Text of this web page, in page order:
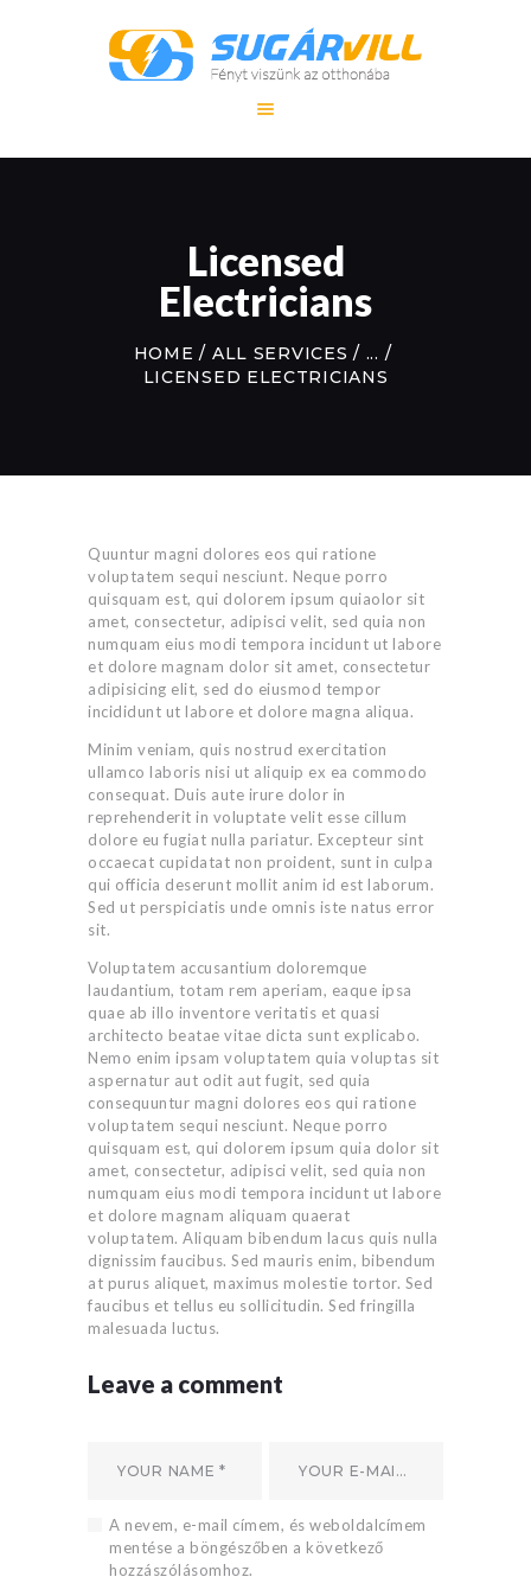
Licensed
Electricians
HOME ALL SERVICES
...
LICENSED ELECTRICIANS
FŐOLDAL
MUNKÁINK
KAPCSOLAT
Quuntur magni dolores eos qui ratione
voluptatem sequi nesciunt. Neque porro
quisquam est, qui dolorem ipsum quiaolor sit
amet, consectetur, adipisci velit, sed quia non
numquam eius modi tempora incidunt ut labore
et dolore magnam dolor sit amet, consectetur
adipisicing elit, sed do eiusmod tempor
incididunt ut labore et dolore magna aliqua.
Minim veniam, quis nostrud exercitation
ullamco laboris nisi ut aliquip ex ea commodo
consequat. Duis aute irure dolor in
reprehenderit in voluptate velit esse cillum
dolore eu fugiat nulla pariatur. Excepteur sint
occaecat cupidatat non proident, sunt in culpa
qui officia deserunt mollit anim id est laborum.
Sed ut perspiciatis unde omnis iste natus error
sit.
Voluptatem accusantium doloremque
laudantium, totam rem aperiam, eaque ipsa
quae ab illo inventore veritatis et quasi
architecto beatae vitae dicta sunt explicabo.
Nemo enim ipsam voluptatem quia voluptas sit
aspernatur aut odit aut fugit, sed quia
consequuntur magni dolores eos qui ratione
voluptatem sequi nesciunt. Neque porro
quisquam est, qui dolorem ipsum quia dolor sit
amet, consectetur, adipisci velit, sed quia non
numquam eius modi tempora incidunt ut labore
et dolore magnam aliquam quaerat
voluptatem. Aliquam bibendum lacus quis nulla
dignissim faucibus. Sed mauris enim, bibendum
at purus aliquet, maximus molestie tortor. Sed
faucibus et tellus eu sollicitudin. Sed fringilla
malesuada luctus.
Leave a comment
A nevem, e-mail címem, és weboldalcímem
mentése a böngészőben a következő
hozzászólásomhoz.